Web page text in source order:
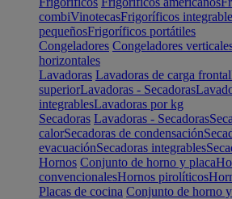
combiVinotecasFrigoríficos
pequeñosFrigoríficos portátiles
Congeladores Congeladores
horizontales
Lavadoras Lavadoras de carga frontal
superiorLavadoras - Secadoras
integrablesLavadoras por kg
Secadoras Lavadoras - Secadoras
calorSecadoras de condensación
evacuaciónSecadoras integrables
Hornos Conjunto de horno y placa
convencionalesHornos pirolíticos
Placas de cocina Conjunto de horno y